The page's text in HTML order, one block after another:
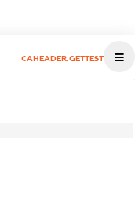
CAHEADER.GETTEST